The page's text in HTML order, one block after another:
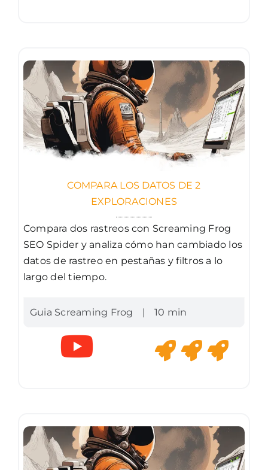
COMPARA LOS DATOS DE 2
EXPLORACIONES
Compara dos rastreos con Screaming Frog
SEO Spider y analiza cómo han cambiado los
datos de rastreo en pestañas y filtros a lo
largo del tiempo.
Guia Screaming Frog | 10 min